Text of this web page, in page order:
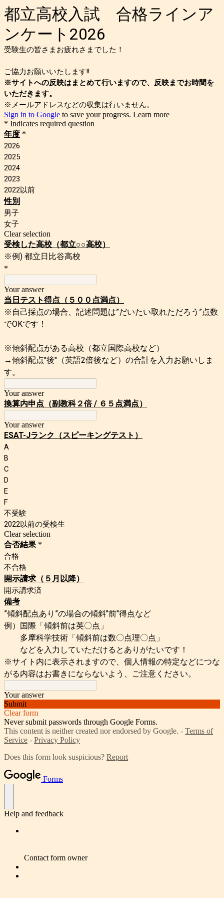
都立高校入試 合格ラインア
ンケート2026
受験生の皆さまお疲れさまでした！
ご協力お願いいたします!!
※サイトへの反映はまとめて行いますので、反映までお時間を
いただきます。
※メールアドレスなどの収集は行いません。
Sign in to Google to save your progress. Learn more
* Indicates required question
年度 *
2026
2025
2024
2023
2022以前
性別
男子
女子
Clear selection
受検した高校（都立○○高校）
※例) 都立日比谷高校
*
Your answer
当日テスト得点（５００点満点）
※自己採点の場合、記述問題は”だいたい取れただろう”点数
でOKです！
※傾斜配点がある高校（都立国際高校など）
→傾斜配点"後"（英語2倍後など）の合計を入力お願いしま
す。
Your answer
換算内申点（副教科２倍 / ６５点満点）
Your answer
ESAT-Jランク（スピーキングテスト）
A
B
C
D
E
F
不受験
2022以前の受検生
Clear selection
合否結果 *
合格
不合格
開示請求（５月以降）
開示請求済
備考
”傾斜配点あり”の場合の傾斜"前"得点など
例）国際「傾斜前は英〇点」
多摩科学技術「傾斜前は数〇点理〇点」
などを入力していただけるとありがたいです！
※サイト内に表示されますので、個人情報の特定などにつな
がる内容はお書きにならないよう、ご注意ください。
Your answer
Submit
Clear form
Never submit passwords through Google Forms.
This content is neither created nor endorsed by Google. - Terms of
Service - Privacy Policy
Does this form look suspicious? Report
Forms
Help and feedback
Contact form owner